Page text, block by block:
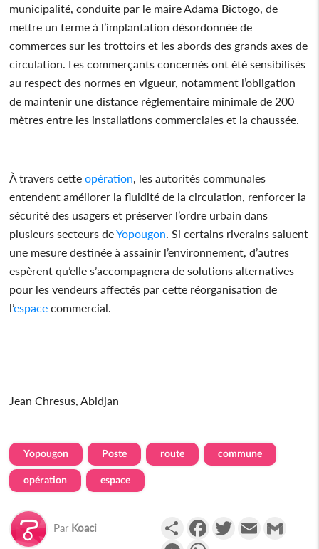
municipalité, conduite par le maire Adama Bictogo, de
mettre un terme à l’implantation désordonnée de
commerces sur les trottoirs et les abords des grands axes de
circulation. Les commerçants concernés ont été sensibilisés
au respect des normes en vigueur, notamment l’obligation
de maintenir une distance réglementaire minimale de 200
mètres entre les installations commerciales et la chaussée.
À travers cetteopération , les autorités communales
entendent améliorer la fluidité de la circulation, renforcer la
sécurité des usagers et préserver l’ordre urbain dans
plusieurs secteurs deYopougon . Si certains riverains saluent
une mesure destinée à assainir l’environnement, d’autres
espèrent qu’elle s’accompagnera de solutions alternatives
pour les vendeurs affectés par cette réorganisation de
l’espace commercial.
Jean Chresus, Abidjan
Yopougon Poste route commune
opération espace
Par Koaci PartagerFacebookTwitterEmail
Messenger